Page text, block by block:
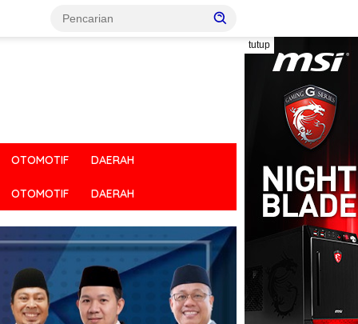
tutup
OTOMOTIF DAERAH
OTOMOTIF DAERAH